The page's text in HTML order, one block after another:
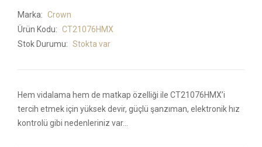
Marka: Crown
Ürün Kodu: CT21076HMX
Stok Durumu: Stokta var
Hem vidalama hem de matkap özelliği ile CT21076HMX’i
tercih etmek için yüksek devir, güçlü şanzıman, elektronik hız
kontrolü gibi nedenleriniz var...